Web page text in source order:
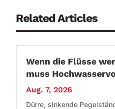
Related Articles
Wenn die Flüsse
muss
Aug. 7, 2026
Dürre, sinkende